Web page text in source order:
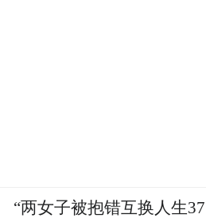
“两女子被抱错互换人生37